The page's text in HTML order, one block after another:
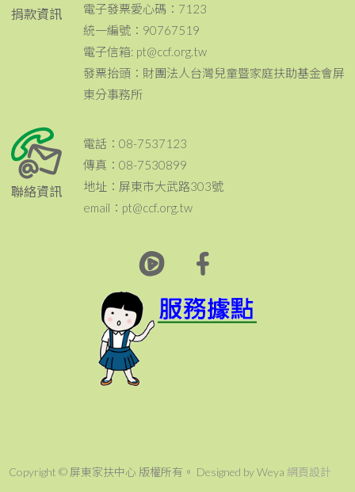
捐款資訊
電子發票愛心碼：7123
統一編號：90767519
電子信箱: pt@ccf.org.tw
發票抬頭：財團法人台灣兒童暨家庭扶助基金會屏
東分事務所
聯絡資訊
電話：08-7537123
傳真：08-7530899
地址：屏東市大武路303號
email：pt@ccf.org.tw
Copyright © 屏東家扶中心 版權所有。 Designed by Weya 網頁設計